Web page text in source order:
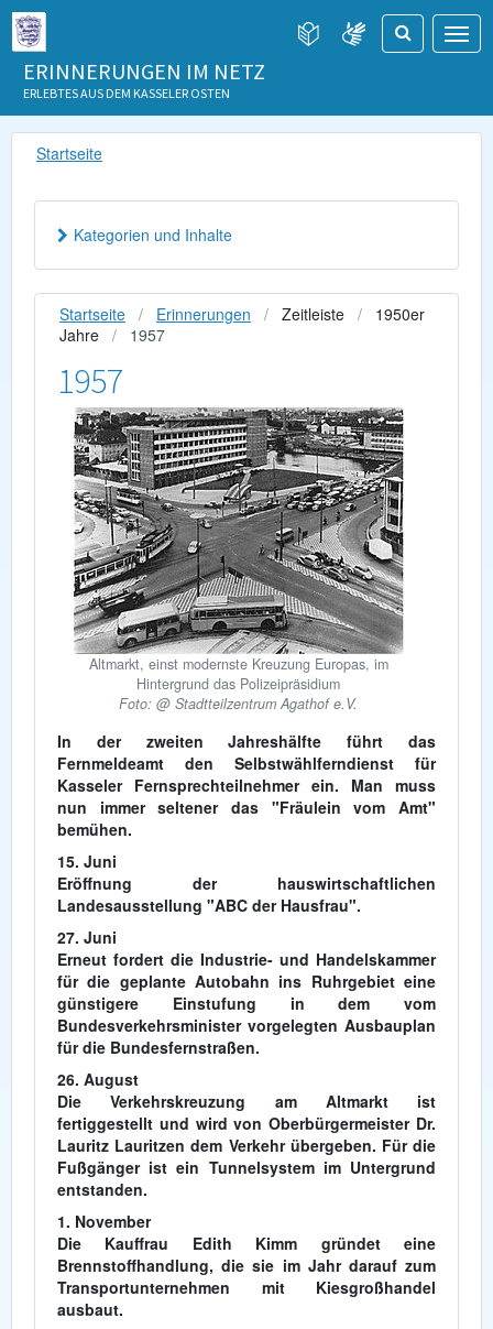
ERINNERUNGEN IM NETZ
ERLEBTES AUS DEM KASSELER OSTEN
Startseite
Startseite Erinnerungen Zeitleiste
1950er
Jahre
1957
1957
Altmarkt, einst modernste Kreuzung Europas, im
Hintergrund das Polizeipräsidium
Foto: @ Stadtteilzentrum Agathof e.V.
In der zweiten Jahreshälfte führt das
Fernmeldeamt den Selbstwählferndienst für
Kasseler Fernsprechteilnehmer ein. Man muss
nun immer seltener das "Fräulein vom Amt"
bemühen.
15. Juni
Eröffnung der hauswirtschaftlichen
Landesausstellung "ABC der Hausfrau".
27. Juni
Erneut fordert die Industrie- und Handelskammer
für die geplante Autobahn ins Ruhrgebiet eine
günstigere Einstufung in dem vom
Bundesverkehrsminister vorgelegten Ausbauplan
für die Bundesfernstraßen.
26. August
Die Verkehrskreuzung am Altmarkt ist
fertiggestellt und wird von Oberbürgermeister Dr.
Lauritz Lauritzen dem Verkehr übergeben. Für die
Fußgänger ist ein Tunnelsystem im Untergrund
entstanden.
1. November
Die Kauffrau Edith Kimm gründet eine
Brennstoffhandlung, die sie im Jahr darauf zum
Transportunternehmen mit Kiesgroßhandel
ausbaut.
Kategorien und Inhalte